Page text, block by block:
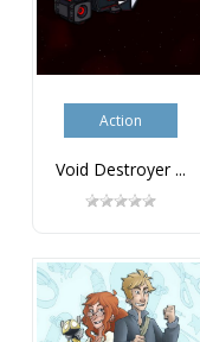
Action
Void Destroyer ...